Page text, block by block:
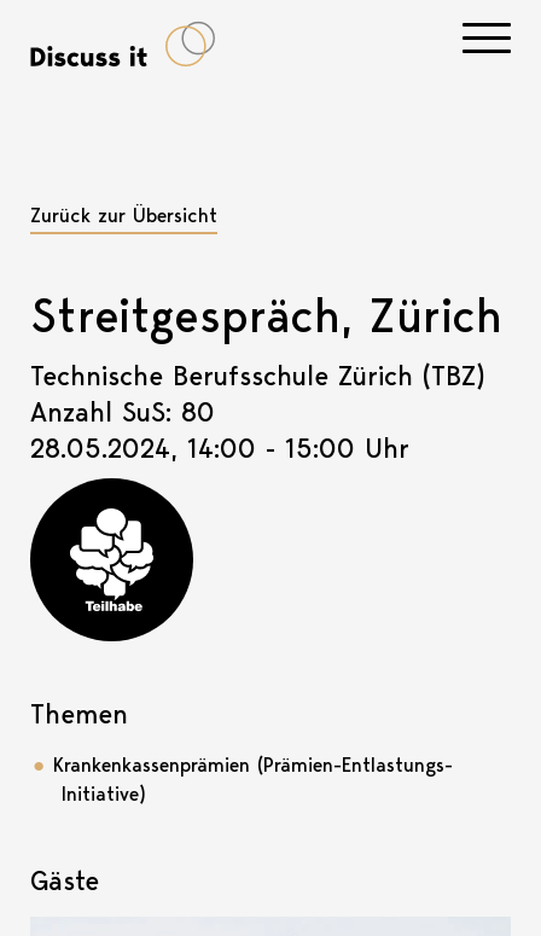
Zurück zur Übersicht
Streitgespräch, Zürich
Technische Berufsschule Zürich (TBZ)
Anzahl SuS: 80
28.05.2024, 14:00 - 15:00 Uhr
Teilhabe-Projekt
Themen
Krankenkassenprämien (Prämien-Entlastungs-
Initiative)
Gäste